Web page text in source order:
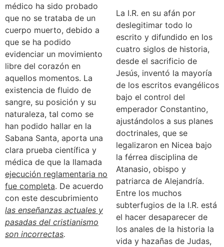
médico ha sido probado
que no se trataba de un
cuerpo muerto, debido a
que se ha podido
evidenciar un movimiento
libre del corazón en
aquellos momentos. La
existencia de fluido de
sangre, su posición y su
naturaleza, tal como se
han podido hallar en la
Sabana Santa, aporta una
clara prueba científica y
médica de que la llamada
ejecución reglamentaria no
fue completa. De acuerdo
con este descubrimiento
las enseñanzas actuales y
pasadas del cristianismo
son incorrectas.
La I.R. en su afán por
deslegitimar todo lo
escrito y difundido en los
cuatro siglos de historia,
desde el sacrificio de
Jesús, inventó la mayoría
de los escritos evangélicos
bajo el control del
emperador Constantino,
ajustándolos a sus planes
doctrinales, que se
legalizaron en Nicea bajo
la férrea disciplina de
Atanasio, obispo y
patriarca de Alejandría.
Entre los muchos
subterfugios de la I.R. está
el hacer desaparecer de
los anales de la historia la
vida y hazañas de Judas,